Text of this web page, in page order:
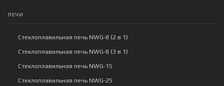
ПЕЧИ
Стеклоплавильная печь NWG-8 (2 в 1)
Стеклоплавильная печь NWG-8 (3 в 1)
Стеклоплавильная печь NWG-15
Стеклоплавильная печь NWG-25